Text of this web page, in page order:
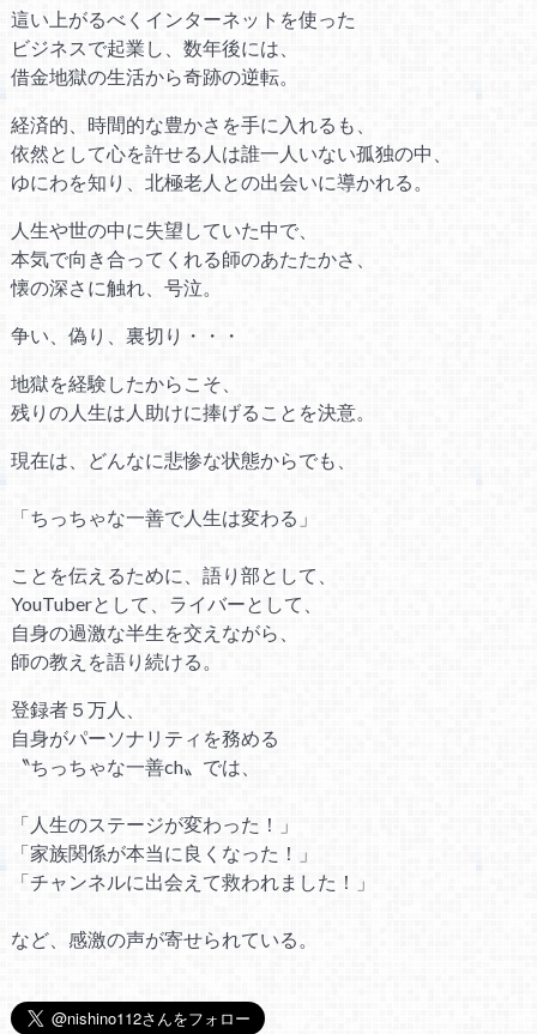
這い上がるべくインターネットを使った
ビジネスで起業し、数年後には、
借金地獄の生活から奇跡の逆転。
経済的、時間的な豊かさを手に入れるも、
依然として心を許せる人は誰一人いない孤独の中、
ゆにわを知り、北極老人との出会いに導かれる。
人生や世の中に失望していた中で、
本気で向き合ってくれる師のあたたかさ、
懐の深さに触れ、号泣。
争い、偽り、裏切り・・・
地獄を経験したからこそ、
残りの人生は人助けに捧げることを決意。
現在は、どんなに悲惨な状態からでも、
「ちっちゃな一善で人生は変わる」
ことを伝えるために、語り部として、
YouTuberとして、ライバーとして、
自身の過激な半生を交えながら、
師の教えを語り続ける。
登録者５万人、
自身がパーソナリティを務める
〝ちっちゃな一善ch〟では、
「人生のステージが変わった！」
「家族関係が本当に良くなった！」
「チャンネルに出会えて救われました！」
など、感激の声が寄せられている。